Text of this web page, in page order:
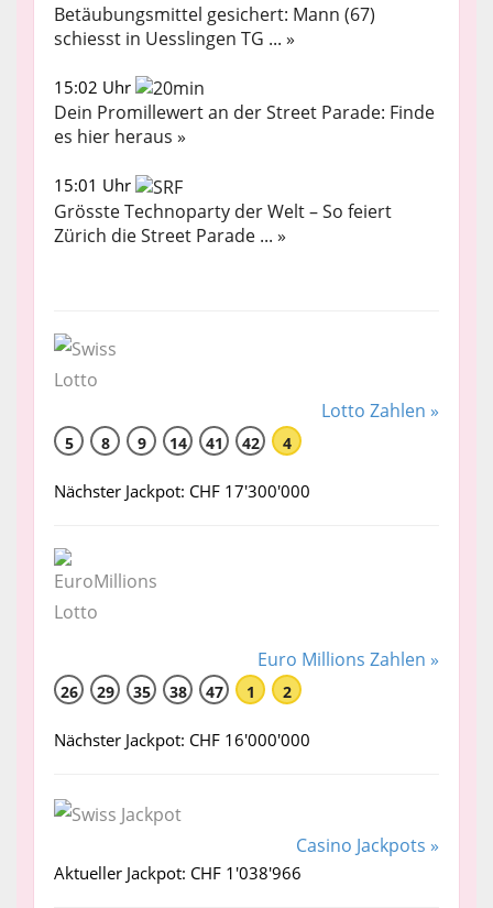
Betäubungsmittel gesichert: Mann (67)
schiesst in Uesslingen TG ... »
15:02 Uhr
Dein Promillewert an der Street Parade: Finde
es hier heraus »
15:01 Uhr
Grösste Technoparty der Welt – So feiert
Zürich die Street Parade ... »
Lotto Zahlen »
5 8 9 14 41 42 4
Nächster Jackpot: CHF 17'300'000
Euro Millions Zahlen »
26 29 35 38 47 1 2
Nächster Jackpot: CHF 16'000'000
Casino Jackpots »
Aktueller Jackpot: CHF 1'038'966